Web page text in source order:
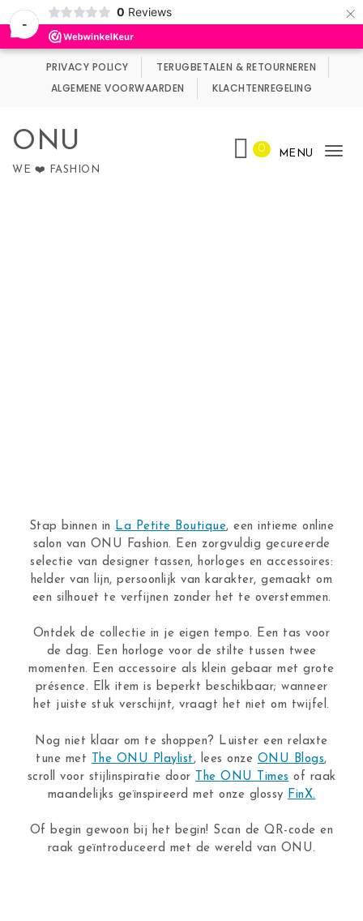
-
0 Reviews ×
Wij maken gebruik van cookies.
PRIVACY POLICY
TERUGBETALEN & RETOURNEREN
ALGEMENE VOORWAARDEN
KLACHTENREGELING
ONU
WE ❤️ FASHION
0 MENU
Stap binnen in La Petite Boutique, een intieme online
salon van ONU Fashion. Een zorgvuldig gecureerde
selectie van designer tassen, horloges en accessoires:
helder van lijn, persoonlijk van karakter, gemaakt om
een silhouet te verfijnen zonder het te overstemmen.
Ontdek de collectie in je eigen tempo. Een tas voor
de dag. Een horloge voor de stilte tussen twee
momenten. Een accessoire als klein gebaar met grote
présence. Elk item is beperkt beschikbaar; wanneer
het juiste stuk verschijnt, vraagt het niet om twijfel.
Nog niet klaar om te shoppen? Luister een relaxte
tune met
The ONU Playlist , lees onze ONU Blogs,
scroll voor stijlinspiratie door
The ONU Times of raak
maandelijks geïnspireerd met onze glossy FinX.
Of begin gewoon bij het begin! Scan de QR-code en
raak geïntroduceerd met de wereld van ONU.